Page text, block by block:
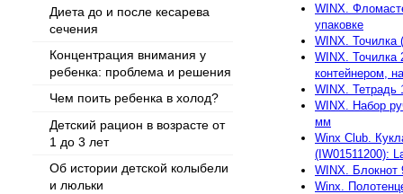
Диета до и после кесарева
сечения
Концентрация внимания у
ребенка: проблема и решения
Чем поить ребенка в холод?
Детский рацион в возрасте от
1 до 3 лет
Об истории детской колыбели
и люльки
WINX.
упаковке
WINX. Точилка
WINX. Точилка
контейнером,
WINX. Тетрадь
WINX. Набор
мм
Winx Club.
(IW01511200):
WINX. Блокнот
Winx.